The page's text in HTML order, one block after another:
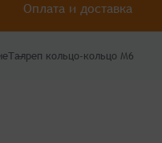
Оплата и доставка
Талреп кольцо-кольцо М6